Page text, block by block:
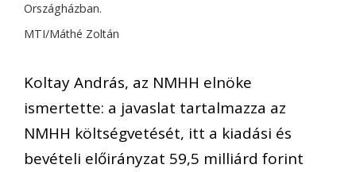
Országházban.
MTI/Máthé Zoltán
Koltay András, az NMHH elnöke
ismertette: a javaslat tartalmazza az
NMHH költségvetését, itt a kiadási és
bevételi előirányzat 59,5 milliárd forint